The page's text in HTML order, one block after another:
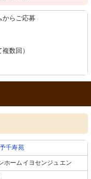
らご応募
数回）
千寿苑
ホームイヨセンジュエン